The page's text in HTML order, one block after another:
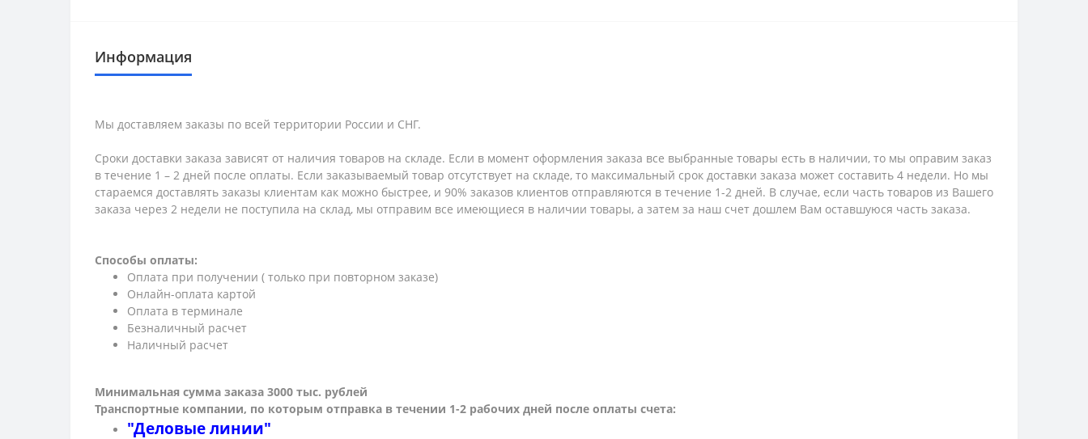
Информация
Мы доставляем заказы по всей территории России и СНГ.
Сроки доставки заказа зависят от наличия товаров на складе. Если в момент оформления заказа все выбранные товары есть в наличии, то мы оправим заказ
в течение 1 – 2 дней после оплаты. Если заказываемый товар отсутствует на складе, то максимальный срок доставки заказа может составить 4 недели. Но мы
стараемся доставлять заказы клиентам как можно быстрее, и 90% заказов клиентов отправляются в течение 1-2 дней. В случае, если часть товаров из Вашего
заказа через 2 недели не поступила на склад, мы отправим все имеющиеся в наличии товары, а затем за наш счет дошлем Вам оставшуюся часть заказа.
Способы оплаты:
Оплата при получении ( только при повторном заказе)
Онлайн-оплата картой
Оплата в терминале
Безналичный расчет
Наличный расчет
Минимальная сумма заказа 3000 тыс. рублей
Транспортные компании, по которым отправка в течении 1-2 рабочих дней после оплаты счета:
"Деловые линии"